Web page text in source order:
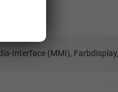
Interface (MMI),